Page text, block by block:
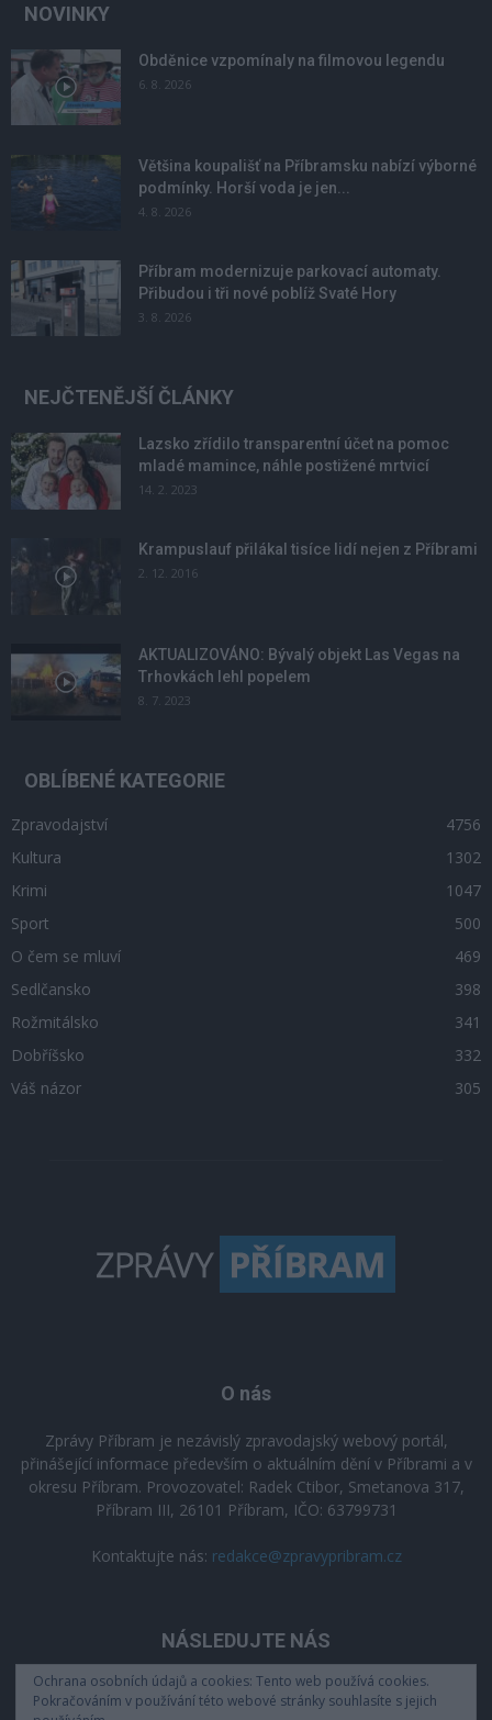
NOVINKY
Obděnice vzpomínaly na filmovou legendu
6. 8. 2026
Většina koupališť na Příbramsku nabízí výborné
podmínky. Horší voda je jen...
4. 8. 2026
Příbram modernizuje parkovací automaty.
Přibudou i tři nové poblíž Svaté Hory
3. 8. 2026
NEJČTENĚJŠÍ ČLÁNKY
Lazsko zřídilo transparentní účet na pomoc
mladé mamince, náhle postižené mrtvicí
14. 2. 2023
Krampuslauf přilákal tisíce lidí nejen z Příbrami
2. 12. 2016
AKTUALIZOVÁNO: Bývalý objekt Las Vegas na
Trhovkách lehl popelem
8. 7. 2023
OBLÍBENÉ KATEGORIE
Zpravodajství
4756
Kultura
1302
Krimi
1047
Sport
500
O čem se mluví
469
Sedlčansko
398
Rožmitálsko
341
Dobříšsko
332
Váš názor
305
O nás
Zprávy Příbram je nezávislý zpravodajský webový portál,
přinášející informace především o aktuálním dění v Příbrami a v
okresu Příbram. Provozovatel: Radek Ctibor, Smetanova 317,
Příbram III, 26101 Příbram, IČO: 63799731
Kontaktujte nás: redakce@zpravypribram.cz
NÁSLEDUJTE NÁS
Ochrana osobních údajů a cookies: Tento web používá cookies.
Pokračováním v používání této webové stránky souhlasíte s jejich